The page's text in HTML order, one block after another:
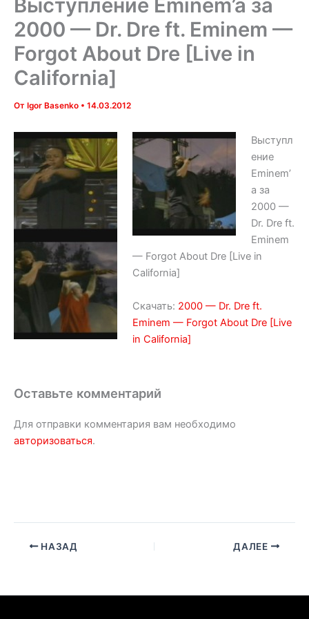
Выступление Eminem’a за
2000 — Dr. Dre ft. Eminem —
Forgot About Dre [Live in
California]
От Igor Basenko • 14.03.2012
Выступл
ение
Eminem’
a за
2000 —
Dr. Dre ft.
Eminem
— Forgot About Dre [Live in
California]
Скачать: 2000 — Dr. Dre ft.
Eminem — Forgot About Dre [Live
in California]
Оставьте комментарий
Для отправки комментария вам необходимо
авторизоваться.
НАЗАД ДАЛЕЕ